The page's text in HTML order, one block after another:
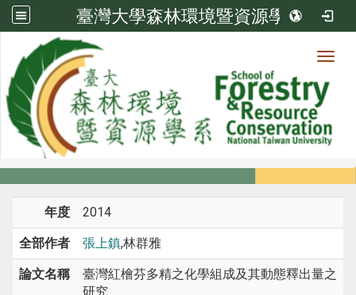
臺灣大學森林環境暨資源學系
系所成員
系所成員
年度 2014
全部作者 張上鎮,林群雅
論文名稱
臺灣紅檜芬多精之化學組成及其動態釋出量之
研究